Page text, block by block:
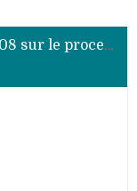
Bulletin bimensuel N°009 sur le processus électoral de 2020 au Burundi
Bulletin bimensuel N°008 sur le processus électoral de 2020 au Burundi
Bulletin bimensuel N° 012 sur le processus électoral de 2020 au Burundi